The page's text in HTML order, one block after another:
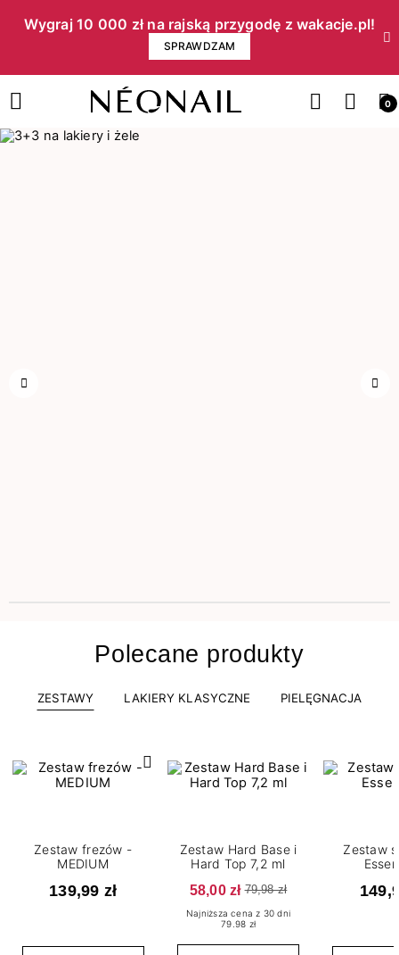
Wygraj 10 000 zł na rajską przygodę z wakacje.pl!​
SPRAWDZAM
0
Polecane produkty
ZESTAWY LAKIERY KLASYCZNE PIELĘGNACJA
Zestaw frezów -
MEDIUM
139,99 zł
Zestaw Hard Base i
Hard Top 7,2 ml
58,00 zł 79,98 zł
Najniższa cena z 30 dni
79.98 zł
Zestaw